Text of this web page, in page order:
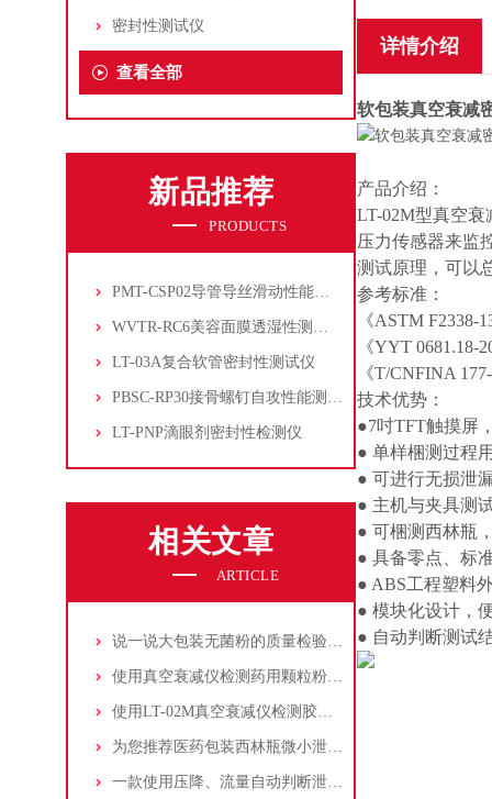
密封性测试仪
查看全部
新品推荐
PRODUCTS
PMT-CSP02导管导丝滑动性能测试仪
WVTR-RC6美容面膜透湿性测试仪
LT-03A复合软管密封性测试仪
PBSC-RP30接骨螺钉自攻性能测试‌仪
LT-PNP滴眼剂密封性检测仪
相关文章
ARTICLE
说一说大包装无菌粉的质量检验测试
使用真空衰减仪检测药用颗粒粉剂包装袋的泄漏与密封
使用LT-02M真空衰减仪检测胶囊泡罩包装的密封性
为您推荐医药包装西林瓶微小泄漏的真空衰减仪
一款使用压降、流量自动判断泄漏的真空衰减仪-山东普创
详情介绍
软包装真空衰减
产品介绍：
LT-02M型真空
压力传感器来监
测试原理，可以
参考标准：
《ASTM
《YYT
《T/CNFINA
技术优势：
●7吋TFT触摸屏
● 单样梱测过程
● 可进行无损泄
● 主机与夹具测
● 可梱测西林瓶
● 具备零点、标
● ABS工程塑料
● 模块化设计，
● 自动判断测试